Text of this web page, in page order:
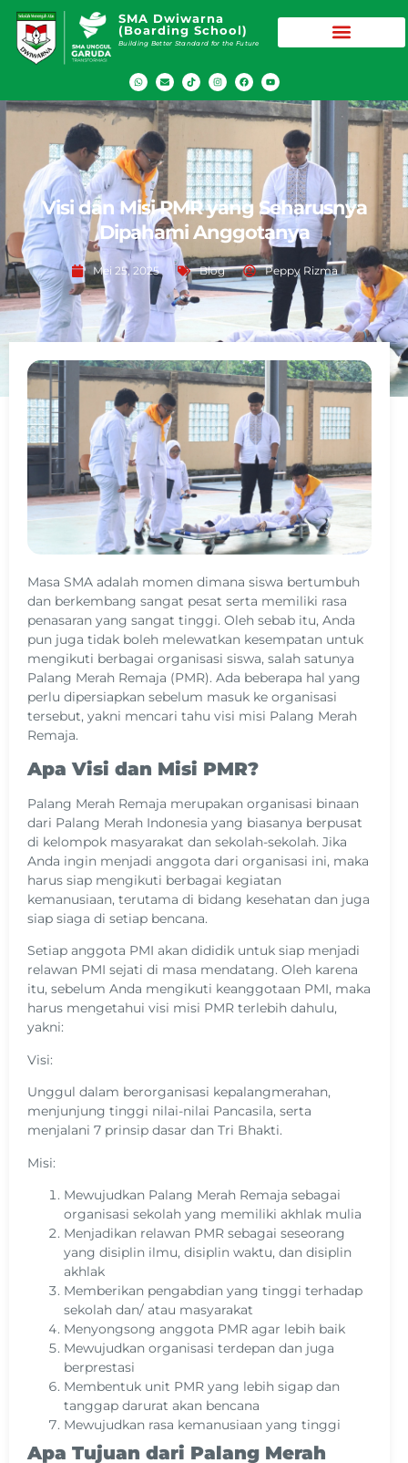
SMA Dwiwarna
(Boarding School)
Building Better Standard for the Future
Visi dan Misi PMR yang Seharusnya
Dipahami Anggotanya
Mei 25, 2025 Blog Peppy Rizma
Masa SMA adalah momen dimana siswa bertumbuh
dan berkembang sangat pesat serta memiliki rasa
penasaran yang sangat tinggi. Oleh sebab itu, Anda
pun juga tidak boleh melewatkan kesempatan untuk
mengikuti berbagai organisasi siswa, salah satunya
Palang Merah Remaja (PMR). Ada beberapa hal yang
perlu dipersiapkan sebelum masuk ke organisasi
tersebut, yakni mencari tahu visi misi Palang Merah
Remaja.
Apa Visi dan Misi PMR?
Palang Merah Remaja merupakan organisasi binaan
dari Palang Merah Indonesia yang biasanya berpusat
di kelompok masyarakat dan sekolah-sekolah. Jika
Anda ingin menjadi anggota dari organisasi ini, maka
harus siap mengikuti berbagai kegiatan
kemanusiaan, terutama di bidang kesehatan dan juga
siap siaga di setiap bencana.
Setiap anggota PMI akan dididik untuk siap menjadi
relawan PMI sejati di masa mendatang. Oleh karena
itu, sebelum Anda mengikuti keanggotaan PMI, maka
harus mengetahui visi misi PMR terlebih dahulu,
yakni:
Visi:
Unggul dalam berorganisasi kepalangmerahan,
menjunjung tinggi nilai-nilai Pancasila, serta
menjalani 7 prinsip dasar dan Tri Bhakti.
Misi:
Mewujudkan Palang Merah Remaja sebagai
organisasi sekolah yang memiliki akhlak mulia
Menjadikan relawan PMR sebagai seseorang
yang disiplin ilmu, disiplin waktu, dan disiplin
akhlak
Memberikan pengabdian yang tinggi terhadap
sekolah dan/ atau masyarakat
Menyongsong anggota PMR agar lebih baik
Mewujudkan organisasi terdepan dan juga
berprestasi
Membentuk unit PMR yang lebih sigap dan
tanggap darurat akan bencana
Mewujudkan rasa kemanusiaan yang tinggi
Apa Tujuan dari Palang Merah